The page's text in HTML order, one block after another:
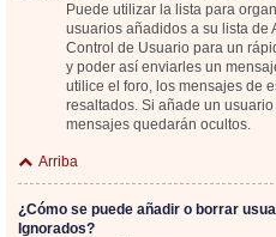
Puede utilizar la lista para
usuarios añadidos a su lista de
Control de Usuario para un
y poder así enviarles un
utilice el foro, los mensajes de
resaltados. Si añade un
mensajes quedarán ocultos.
Arriba
¿Cómo se puede añadir o borrar
Ignorados?